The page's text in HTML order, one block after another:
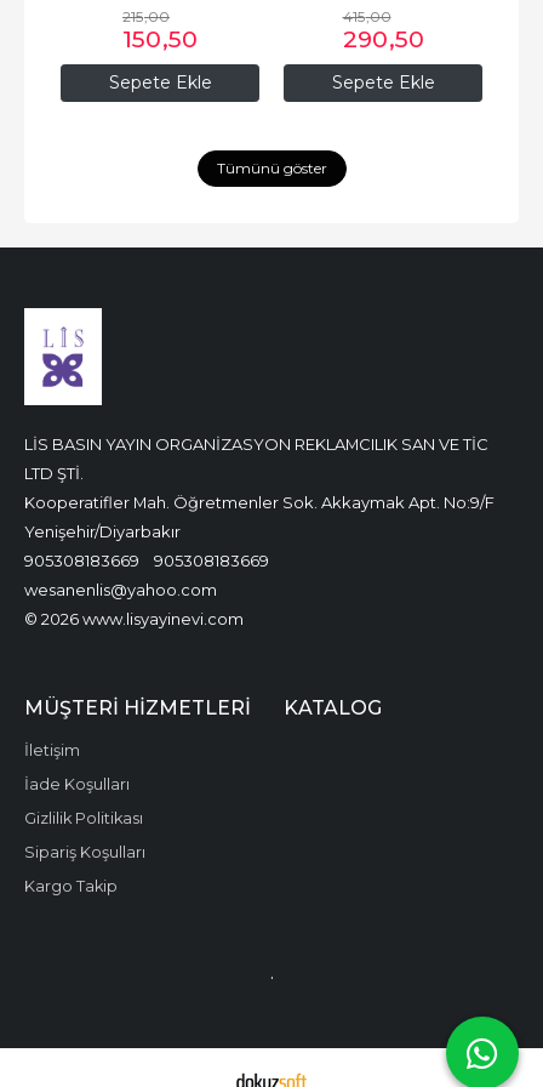
Sepete Ekle
215,00
150,50
Sepete Ekle
415,00
290,50
Tümünü göster
LİS BASIN YAYIN ORGANİZASYON REKLAMCILIK SAN VE TİC
LTD ŞTİ.
Kooperatifler Mah. Öğretmenler Sok. Akkaymak Apt. No:9/F
Yenişehir/Diyarbakır
905308183669
905308183669
wesanenlis@yahoo.com
© 2026 www.lisyayinevi.com
MÜŞTERI HIZMETLERI
İletişim
İade Koşulları
Gizlilik Politikası
Sipariş Koşulları
Kargo Takip
KATALOG
.